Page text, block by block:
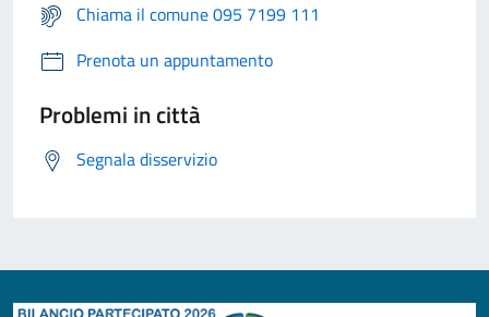
Chiama il comune 095 7199 111
Prenota un appuntamento
Problemi in città
Segnala disservizio